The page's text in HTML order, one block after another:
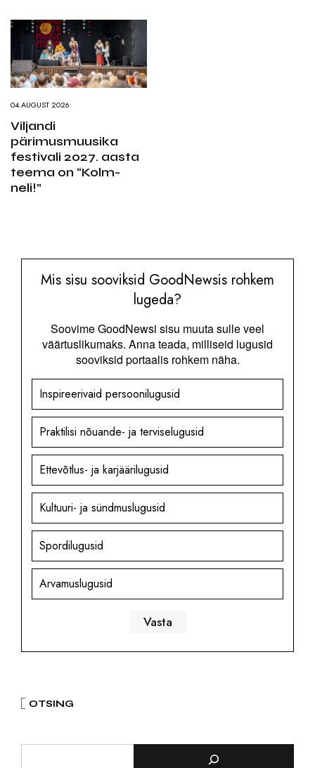
04.AUGUST 2026
Viljandi
pärimusmuusika
festivali 2027. aasta
teema on “Kolm-
neli!”
Mis sisu sooviksid GoodNewsis rohkem
lugeda?
Soovime GoodNewsi sisu muuta sulle veel
väärtuslikumaks. Anna teada, milliseid lugusid
sooviksid portaalis rohkem näha.
Inspireerivaid persoonilugusid
Praktilisi nõuande- ja terviselugusid
Ettevõtlus- ja karjäärilugusid
Kultuuri- ja sündmuslugusid
Spordilugusid
Arvamuslugusid
OTSING